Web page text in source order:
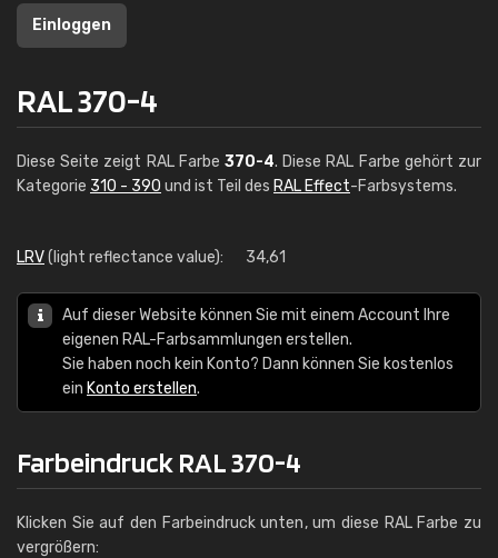
Einloggen
RAL 370-4
Diese Seite zeigt RAL Farbe 370-4. Diese RAL Farbe gehört zur
Kategorie 310 - 390 und ist Teil des RAL Effect-Farbsystems.
LRV(light reflectance value): 34,61
Auf dieser Website können Sie mit einem Account Ihre
eigenen RAL-Farbsammlungen erstellen.
Sie haben noch kein Konto? Dann können Sie kostenlos
ein Konto erstellen.
Farbeindruck RAL 370-4
Klicken Sie auf den Farbeindruck unten, um diese RAL Farbe zu
vergrößern: